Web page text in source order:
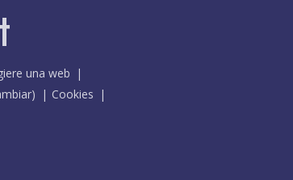
una web
)
Cookies